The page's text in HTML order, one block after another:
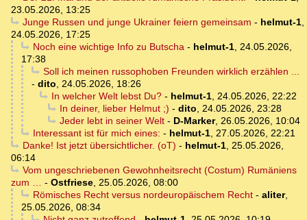
23.05.2026, 13:25
Junge Russen und junge Ukrainer feiern gemeinsam - helmut-1,
24.05.2026, 17:25
Noch eine wichtige Info zu Butscha- helmut-1, 24.05.2026,
17:38
Soll ich meinen russophoben Freunden wirklich erzählen ...
- dito, 24.05.2026, 18:26
In welcher Welt lebst Du?- helmut-1, 24.05.2026, 22:22
In deiner, lieber Helmut ;) - dito, 24.05.2026, 23:28
Jeder lebt in seiner Welt- D-Marker, 26.05.2026, 10:04
Interessant ist für mich eines: - helmut-1, 27.05.2026, 22:21
Danke! Ist jetzt übersichtlicher. (oT) - helmut-1, 25.05.2026,
06:14
Vom ungeschriebenen Gewohnheitsrecht (Costum) Rumäniens
zum … - Ostfriese, 25.05.2026, 08:00
Römisches Recht versus nordeuropäischem Recht- aliter,
25.05.2026, 08:34